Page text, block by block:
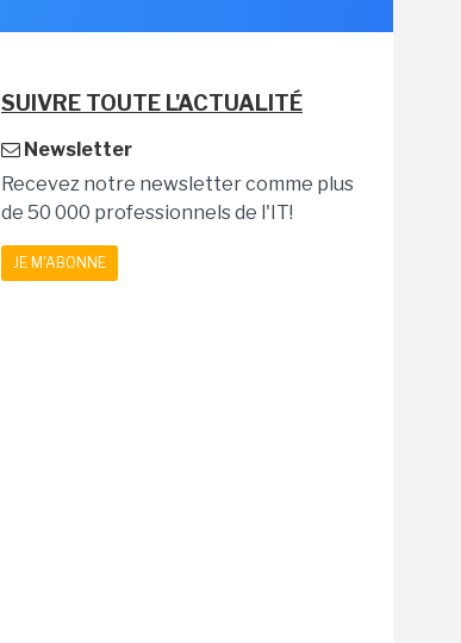
SUIVRE TOUTE L'ACTUALITÉ
Newsletter
Recevez notre newsletter comme plus
de 50 000 professionnels de l'IT!
JE M'ABONNE